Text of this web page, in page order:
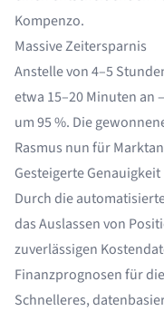
Kompenzo.
Massive Zeitersparnis
Anstelle von 4–5
etwa 15–20 Minuten an
um 95 %. Die
Rasmus nun für
Gesteigerte Genauigkeit
Durch die
das Auslassen von
zuverlässigen
Finanzprognosen für
Schnelleres,